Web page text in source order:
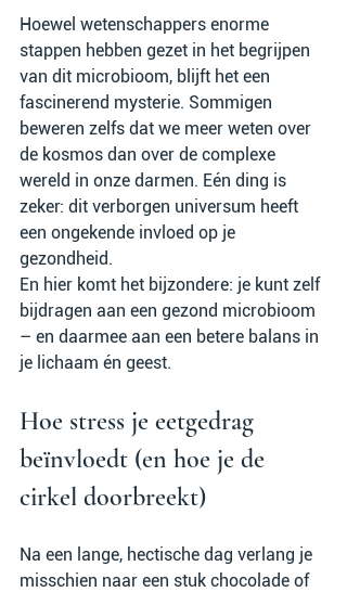
Hoewel wetenschappers enorme
stappen hebben gezet in het begrijpen
van dit microbioom, blijft het een
fascinerend mysterie. Sommigen
beweren zelfs dat we meer weten over
de kosmos dan over de complexe
wereld in onze darmen. Eén ding is
zeker: dit verborgen universum heeft
een ongekende invloed op je
gezondheid.
En hier komt het bijzondere: je kunt zelf
bijdragen aan een gezond microbioom
– en daarmee aan een betere balans in
je lichaam én geest.
Hoe stress je eetgedrag
beïnvloedt (en hoe je de
cirkel doorbreekt)
Na een lange, hectische dag verlang je
misschien naar een stuk chocolade of